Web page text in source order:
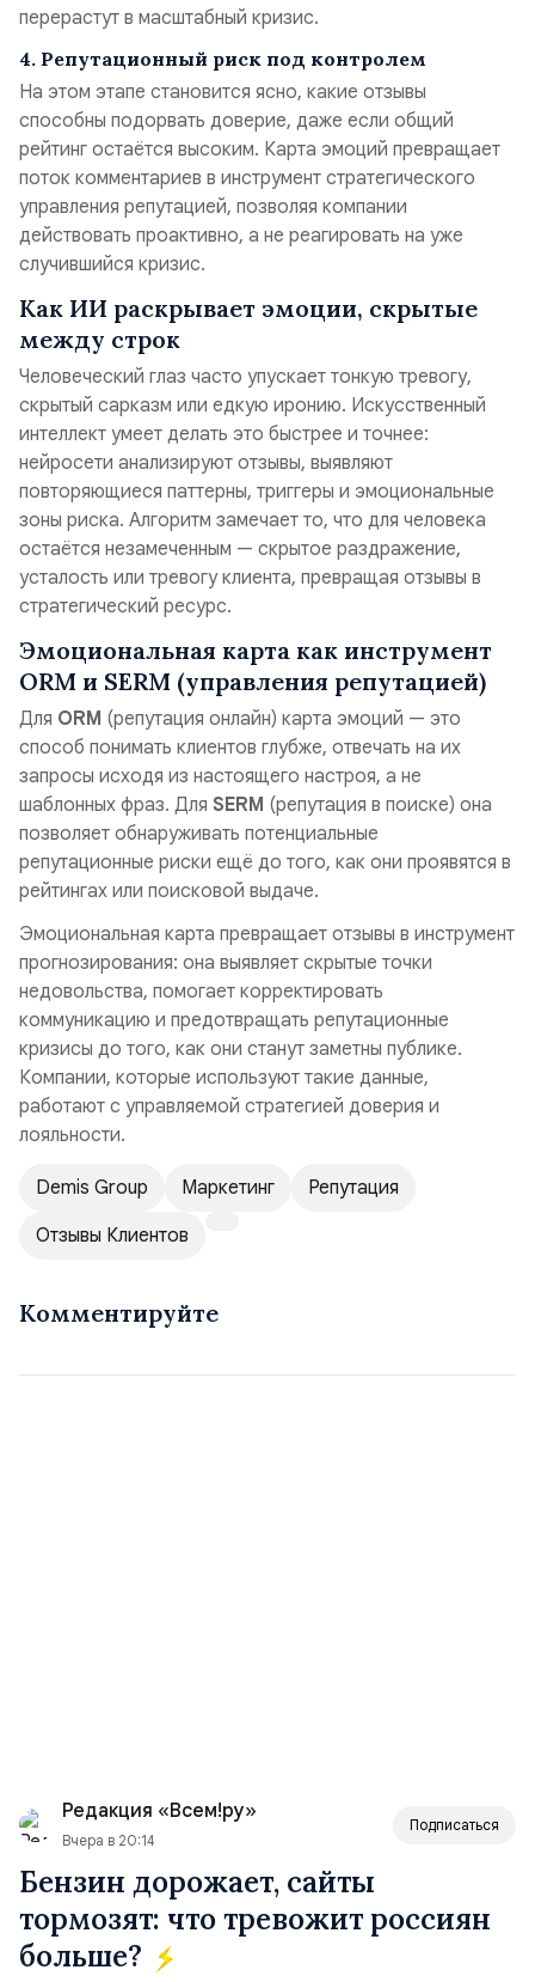
перерастут в масштабный кризис.
4. Репутационный риск под контролем
На этом этапе становится ясно, какие отзывы
способны подорвать доверие, даже если общий
рейтинг остаётся высоким. Карта эмоций превращает
поток комментариев в инструмент стратегического
управления репутацией, позволяя компании
действовать проактивно, а не реагировать на уже
случившийся кризис.
Как ИИ раскрывает эмоции, скрытые
между строк
Человеческий глаз часто упускает тонкую тревогу,
скрытый сарказм или едкую иронию. Искусственный
интеллект умеет делать это быстрее и точнее:
нейросети анализируют отзывы, выявляют
повторяющиеся паттерны, триггеры и эмоциональные
зоны риска. Алгоритм замечает то, что для человека
остаётся незамеченным — скрытое раздражение,
усталость или тревогу клиента, превращая отзывы в
стратегический ресурс.
Эмоциональная карта как инструмент
ORM и SERM (управления репутацией)
Для ORM (репутация онлайн) карта эмоций — это
способ понимать клиентов глубже, отвечать на их
запросы исходя из настоящего настроя, а не
шаблонных фраз. Для SERM (репутация в поиске) она
позволяет обнаруживать потенциальные
репутационные риски ещё до того, как они проявятся в
рейтингах или поисковой выдаче.
Эмоциональная карта превращает отзывы в инструмент
прогнозирования: она выявляет скрытые точки
недовольства, помогает корректировать
коммуникацию и предотвращать репутационные
кризисы до того, как они станут заметны публике.
Компании, которые используют такие данные,
работают с управляемой стратегией доверия и
лояльности.
Demis Group Маркетинг
Репутация
Отзывы Клиентов
Комментируйте
Редакция «Всем!ру»
Вчера в 20:14
Подписаться
Бензин дорожает, сайты
тормозят: что тревожит россиян
больше?